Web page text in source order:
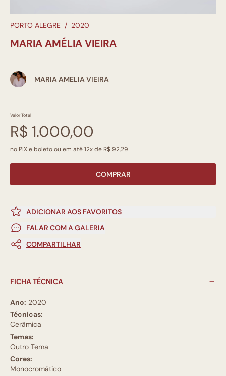
PORTO ALEGRE / 2020
MARIA AMÉLIA VIEIRA
MARIA AMELIA VIEIRA
Valor Total
R$ 1.000,00
no PIX e boleto ou em até 12x de R$ 92,29
COMPRAR
ADICIONAR AOS FAVORITOS
FALAR COM A GALERIA
COMPARTILHAR
FICHA TÉCNICA
Ano: 2020
Técnicas:
Cerâmica
Temas:
Outro Tema
Cores:
Monocromático